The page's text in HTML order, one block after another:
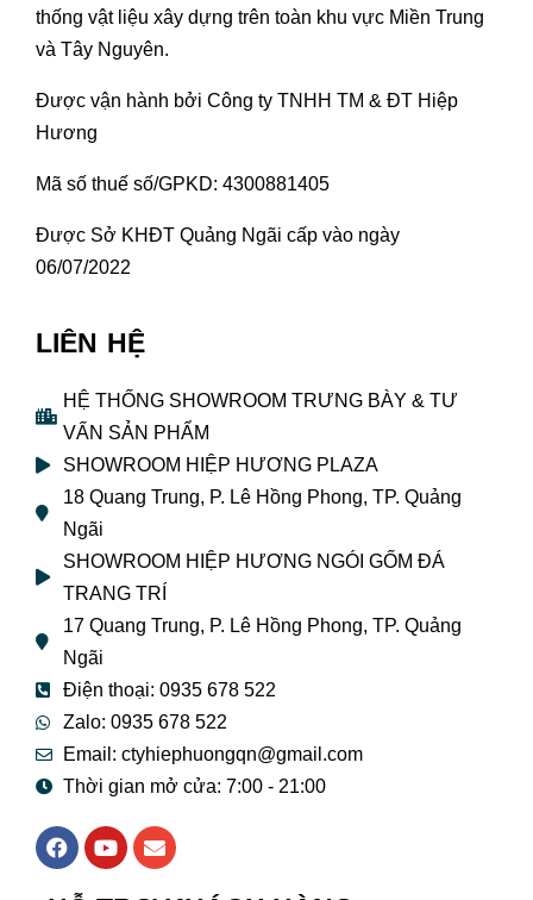
thống vật liệu xây dựng trên toàn khu vực Miền Trung
và Tây Nguyên.
Được vận hành bởi Công ty TNHH TM & ĐT Hiệp
Hương
Mã số thuế số/GPKD: 4300881405
Được Sở KHĐT Quảng Ngãi cấp vào ngày
06/07/2022
LIÊN HỆ
HỆ THỐNG SHOWROOM TRƯNG BÀY & TƯ
VẤN SẢN PHẨM
SHOWROOM HIỆP HƯƠNG PLAZA
18 Quang Trung, P. Lê Hồng Phong, TP. Quảng
Ngãi
SHOWROOM HIỆP HƯƠNG NGÓI GỐM ĐÁ
TRANG TRÍ
17 Quang Trung, P. Lê Hồng Phong, TP. Quảng
Ngãi
Điện thoại: 0935 678 522
Zalo: 0935 678 522
Email: ctyhiephuongqn@gmail.com
Thời gian mở cửa: 7:00 - 21:00
F
a
Y
o
E
n